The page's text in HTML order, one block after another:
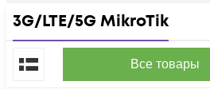
3G/LTE/5G MikroTik
Все товары
По популярности